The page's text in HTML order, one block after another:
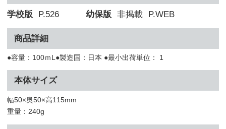
学校版 P.526 幼保版 非掲載 P.WEB
商品詳細
●容量：100ｍL●製造国：日本 ●最小出荷単位： 1
本体サイズ
幅50×奥50×高115mm
重量：240g